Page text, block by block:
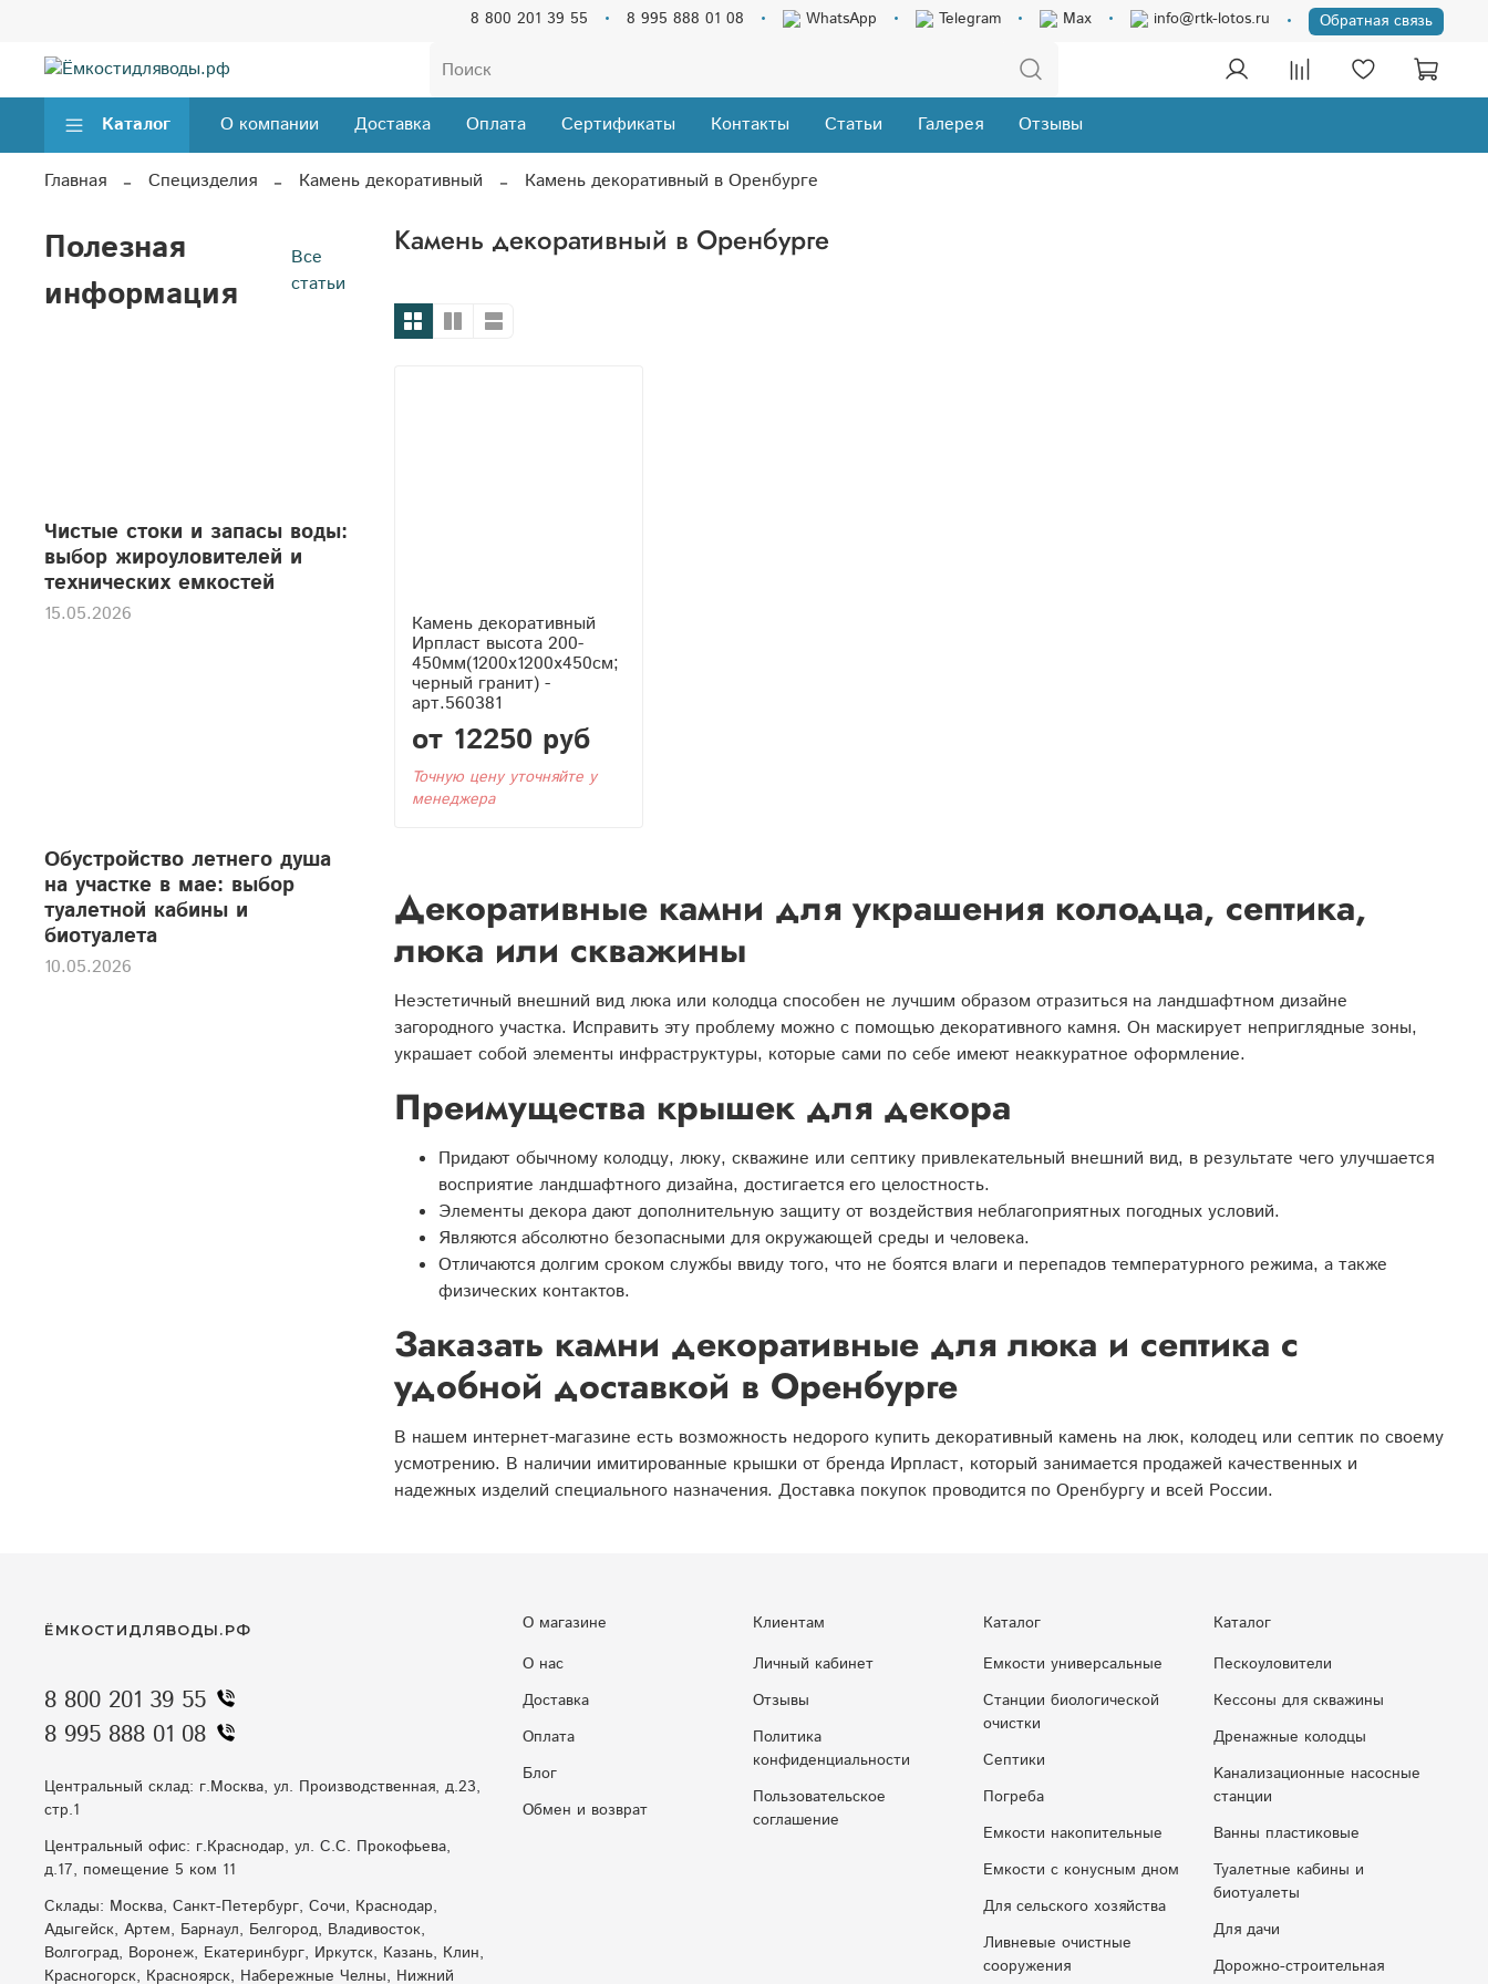
8 800 201 39 55 8 995 888 01 08 WhatsApp Telegram Max info@rtk-lotos.ru Обратная связь
Каталог О компании Доставка Оплата Сертификаты Контакты Статьи Галерея Отзывы
Главная Специзделия Камень декоративный Камень декоративный в Оренбурге
Камень декоративный в Оренбурге
Камень декоративный
Ирпласт высота 200-
450мм(1200x1200x450см;
черный гранит) -
арт.560381
от 12250 руб
Точную цену уточняйте у
менеджера
Декоративные камни для украшения колодца, септика,
люка или скважины
Неэстетичный внешний вид люка или колодца способен не лучшим образом отразиться на ландшафтном дизайне
загородного участка. Исправить эту проблему можно с помощью декоративного камня. Он маскирует неприглядные зоны,
украшает собой элементы инфраструктуры, которые сами по себе имеют неаккуратное оформление.
Преимущества крышек для декора
Придают обычному колодцу, люку, скважине или септику привлекательный внешний вид, в результате чего улучшается
восприятие ландшафтного дизайна, достигается его целостность.
Элементы декора дают дополнительную защиту от воздействия неблагоприятных погодных условий.
Являются абсолютно безопасными для окружающей среды и человека.
Отличаются долгим сроком службы ввиду того, что не боятся влаги и перепадов температурного режима, а также
физических контактов.
Заказать камни декоративные для люка и септика с
удобной доставкой в Оренбурге
В нашем интернет-магазине есть возможность недорого купить декоративный камень на люк, колодец или септик по своему
усмотрению. В наличии имитированные крышки от бренда Ирпласт, который занимается продажей качественных и
надежных изделий специального назначения. Доставка покупок проводится по Оренбургу и всей России.
Полезная
информация
Все
статьи
Чистые стоки и запасы воды:
выбор жироуловителей и
технических емкостей
15.05.2026
Обустройство летнего душа
на участке в мае: выбор
туалетной кабины и
биотуалета
10.05.2026
О магазине
О нас
Доставка
Оплата
Блог
Обмен и возврат
Клиентам
Личный кабинет
Отзывы
Политика
конфиденциальности
Пользовательское
соглашение
Каталог
Емкости универсальные
Станции биологической
очистки
Септики
Погреба
Емкости накопительные
Eмкocти c кoнуcным днoм
Для сельского хозяйства
Ливневые очистные
сооружения
Каталог
Пескоуловители
Кессоны для скважины
Дренажные колодцы
Kaнaлизaциoнныe нacocныe
cтaнции
Ванны пластиковые
Туалетные кабины и
биотуалеты
Для дачи
Дорожно-строительная
ЁМКОСТИДЛЯВОДЫ.РФ
8 800 201 39 55
8 995 888 01 08
Центральный склад: г.Москва, ул. Производственная, д.23,
стр.1
Центральный офис: г.Краснодар, ул. С.С. Прокофьева,
д.17, помещение 5 ком 11
Склады: Москва, Санкт-Петербург, Сочи, Краснодар,
Адыгейск, Артем, Барнаул, Белгород, Владивосток,
Волгоград, Воронеж, Екатеринбург, Иркутск, Казань, Клин,
Красногорск, Красноярск, Набережные Челны, Нижний